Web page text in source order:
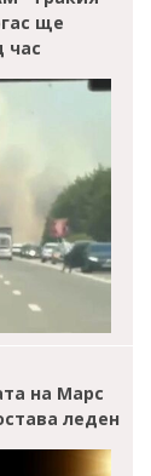
ще
час
на Марс
леден